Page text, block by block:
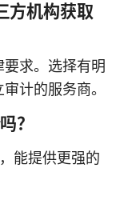
方机构获取
求。选择有明
计的服务商。
？
能提供更强的